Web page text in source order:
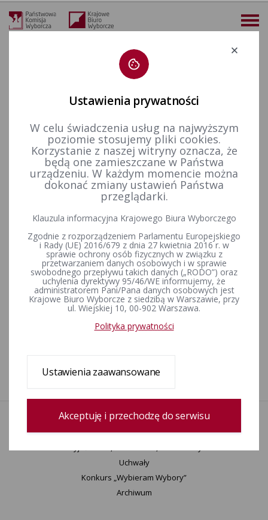
Deklaracja dostępności
więcej
Finansowanie polityki Finansowanie kampanii wyborczych Wybory Prezydenta RP Wybory Prezydenta RP - 2025
Uchwały Państwowej Komisji Wyborczej w sprawie
sprawozdań finansowych komitetów wyborczych
Polskiej przeprowadzonych w 2025 r.
Komunikat Państwowej Komisji Wyborczej z dnia 17 września
2025 r. w sprawie sprawozdań finansowych komitetów
wyborczych uczestniczących w wyborach Prezydenta
Rzeczypospolitej Polskiej zarządzonych na dzień 18 maja
2025 r., głosowanie w których przeprowadzone zostało w
dniach 18 maja i 1 czerwca 2025 r.
1
Informacje
Uchwały
Konkurs „Wybieram Wybory”
Archiwum
Ustawienia prywatności
W celu świadczenia usług na najwyższym
poziomie stosujemy pliki cookies.
Korzystanie z naszej witryny oznacza, że
będą one zamieszczane w Państwa
urządzeniu. W każdym momencie można
dokonać zmiany ustawień Państwa
przeglądarki.
Klauzula informacyjna Krajowego Biura Wyborczego
Zgodnie z rozporządzeniem Parlamentu Europejskiego
i Rady (UE) 2016/679 z dnia 27 kwietnia 2016 r. w
sprawie ochrony osób fizycznych w związku z
przetwarzaniem danych osobowych i w sprawie
swobodnego przepływu takich danych („RODO”) oraz
uchylenia dyrektywy 95/46/WE informujemy, że
administratorem Pani/Pana danych osobowych jest
Krajowe Biuro Wyborcze z siedzibą w Warszawie, przy
ul. Wiejskiej 10, 00-902 Warszawa.
Polityka prywatności
Ustawienia zaawansowane
Akceptuję i przechodzę do serwisu